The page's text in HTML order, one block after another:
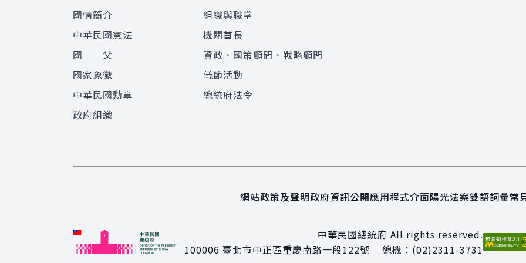
國情簡介
中華民國憲法
國 父
國家象徵
中華民國勳章
政府組織
組織與職掌
機關首長
資政、國策顧問、戰略顧問
儀節活動
總統府法令
網站政策及聲明政府資訊公開應用程式介面陽光法案雙語詞彙常
中華民國總統府 All rights reserved.
100006 臺北市中正區重慶南路一段122號 總機： (02)2311-3731